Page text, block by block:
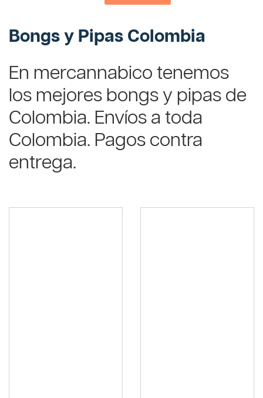
Bongs y Pipas Colombia
En mercannabico tenemos
los mejores bongs y pipas de
Colombia. Envíos a toda
Colombia. Pagos contra
entrega.